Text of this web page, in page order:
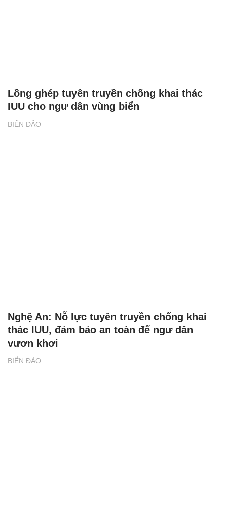
BIỂN ĐẢO
Lồng ghép tuyên truyền chống khai thác
IUU cho ngư dân vùng biển
BIỂN ĐẢO
Nghệ An: Nỗ lực tuyên truyền chống khai
thác IUU, đảm bảo an toàn để ngư dân
vươn khơi